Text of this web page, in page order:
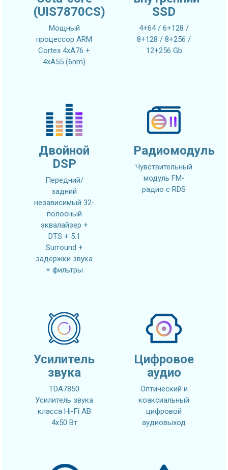
(UIS7870CS)
Мощный
процессор ARM
Cortex 4xA76 +
4xA55 (6nm)
SSD
4+64 / 6+128 /
8+128 / 8+256 /
12+256 Gb
Двойной
DSP
Передний/
задний
независимый 32-
полосный
эквалайзер +
DTS + 5.1
Surround +
задержки звука
+ фильтры
Радиомодуль
Чувствительный
модуль FM-
радио с RDS
Усилитель
звука
TDA7850
Усилитель звука
класса Hi-Fi AB
4x50 Вт
Цифровое
аудио
Оптический и
коаксиальный
цифровой
аудиовыход